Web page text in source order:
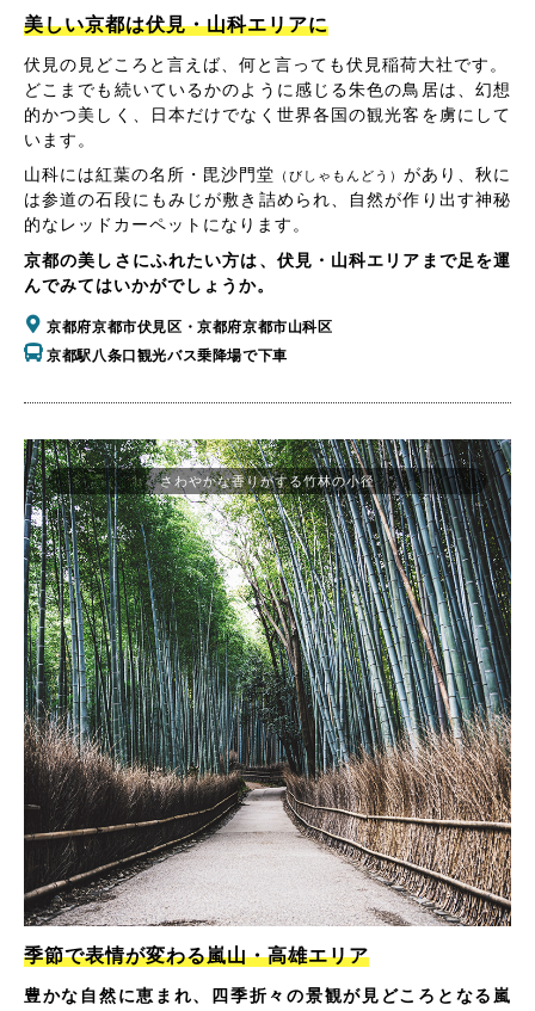
美しい京都は伏見・山科エリアに
伏見の見どころと言えば、何と言っても伏見稲荷大社です。
どこまでも続いているかのように感じる朱色の鳥居は、幻想
的かつ美しく、日本だけでなく世界各国の観光客を虜にして
います。
山科には紅葉の名所・毘沙門堂 （びしゃもんどう） があり、秋に
は参道の石段にもみじが敷き詰められ、自然が作り出す神秘
的なレッドカーペットになります。
京都の美しさにふれたい方は、伏見・山科エリアまで足を運
んでみてはいかがでしょうか。
京都府京都市伏見区・京都府京都市山科区
京都駅八条口観光バス乗降場で下車
さわやかな香りがする竹林の小径
季節で表情が変わる嵐山・高雄エリア
豊かな自然に恵まれ、四季折々の景観が見どころとなる嵐